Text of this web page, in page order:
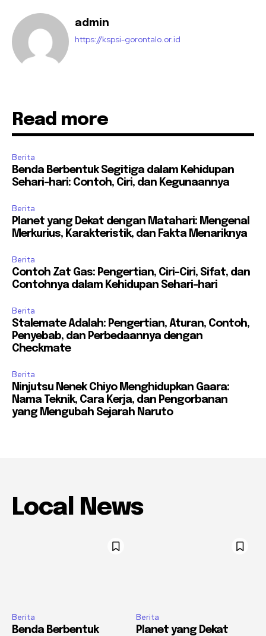
admin
https://kspsi-gorontalo.or.id
Read more
Berita
Benda Berbentuk Segitiga dalam Kehidupan
Sehari-hari: Contoh, Ciri, dan Kegunaannya
Berita
Planet yang Dekat dengan Matahari: Mengenal
Merkurius, Karakteristik, dan Fakta Menariknya
Berita
Contoh Zat Gas: Pengertian, Ciri-Ciri, Sifat, dan
Contohnya dalam Kehidupan Sehari-hari
Berita
Stalemate Adalah: Pengertian, Aturan, Contoh,
Penyebab, dan Perbedaannya dengan
Checkmate
Berita
Ninjutsu Nenek Chiyo Menghidupkan Gaara:
Nama Teknik, Cara Kerja, dan Pengorbanan
yang Mengubah Sejarah Naruto
Local News
Berita
Benda Berbentuk
Berita
Planet yang Dekat